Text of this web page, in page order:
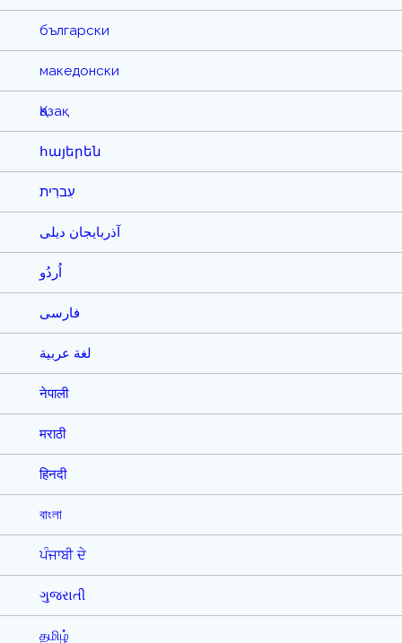
български
македонски
Қазақ
հայերեն
עִברִית
آذربایجان دیلی
اُردُو
فارسی
لغة عربية
नेपाली
मराठी
हिनदी
বাংলা
ਪੰਜਾਬੀ ਦੇ
ગુજરાતી
தமிழ்